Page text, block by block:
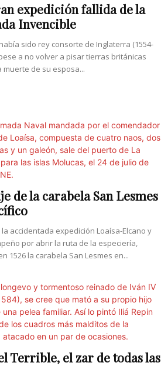
expedición fallida de la
Invencible
sido rey consorte de Inglaterra (1554-
pese a no volver a pisar tierras británicas
muerte de su esposa...
de la carabela San Lesmes
accidentada expedición Loaísa-Elcano y
por abrir la ruta de la especiería,
1526 la carabela San Lesmes en...
Terrible, el zar de todas las